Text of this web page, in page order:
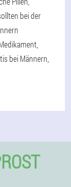
bei der
bei Männern,